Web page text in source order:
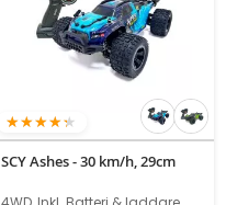
83%
SCY Ashes - 30 km/h, 29cm